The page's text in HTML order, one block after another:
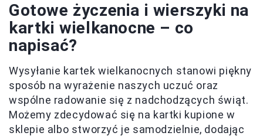
Gotowe życzenia i wierszyki na
kartki wielkanocne – co
napisać?
Wysyłanie kartek wielkanocnych stanowi piękny
sposób na wyrażenie naszych uczuć oraz
wspólne radowanie się z nadchodzących świąt.
Możemy zdecydować się na kartki kupione w
sklepie albo stworzyć je samodzielnie, dodając